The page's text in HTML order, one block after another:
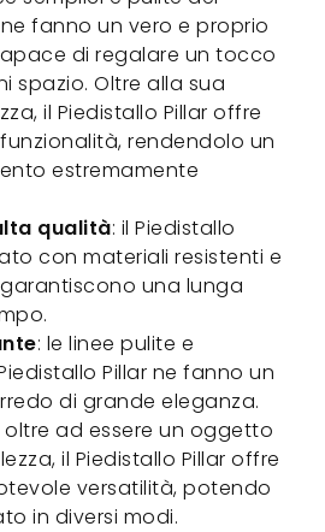
ne fanno un vero e proprio
di regalare un tocco
spazio. Oltre alla sua
il Piedistallo Pillar offre
rendendolo un
estremamente
qualità: il Piedistallo
con materiali resistenti e
una lunga
: le linee pulite e
Pillar ne fanno un
di grande eleganza.
oltre ad essere un oggetto
il Piedistallo Pillar offre
versatilità, potendo
in diversi modi.